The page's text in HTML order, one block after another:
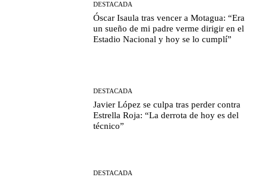
DESTACADA
Óscar Isaula tras vencer a Motagua: “Era
un sueño de mi padre verme dirigir en el
Estadio Nacional y hoy se lo cumplí”
DESTACADA
Javier López se culpa tras perder contra
Estrella Roja: “La derrota de hoy es del
técnico”
DESTACADA